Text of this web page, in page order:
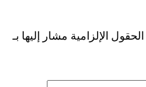
الحقول الإلزامية مشار إليها بـ